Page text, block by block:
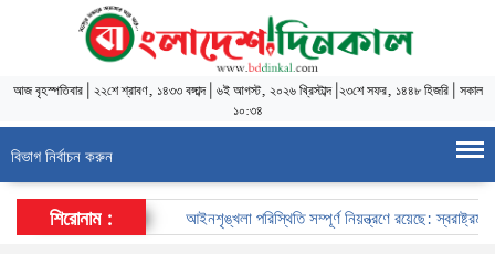
আজবৃহস্পতিবার| ২২শে শ্রাবণ, ১৪৩৩ বঙ্গাব্দ| ৬ই আগস্ট, ২০২৬ খ্রিস্টাব্দ| ২৩শে সফর, ১৪৪৮ হিজরি| সকাল
১০:৩৪
বিভাগ নির্বাচন করুন
শিরোনাম : আইনশৃঙ্খলা পরিস্থিতি সম্পূর্ণ নিয়ন্ত্রণে রয়েছে: স্বরাষ্ট্রমন্ত্রী